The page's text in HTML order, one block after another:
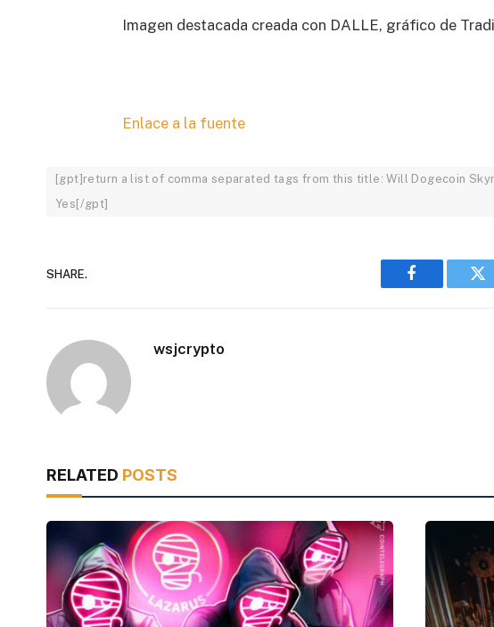
Imagen destacada creada con DALLE, gráfico de
Enlace a la fuente
[gpt]return a list of comma separated tags from this title: Will Dogecoin
Yes[/gpt]
SHARE.
Facebook
wsjcrypto
RELATED POSTS